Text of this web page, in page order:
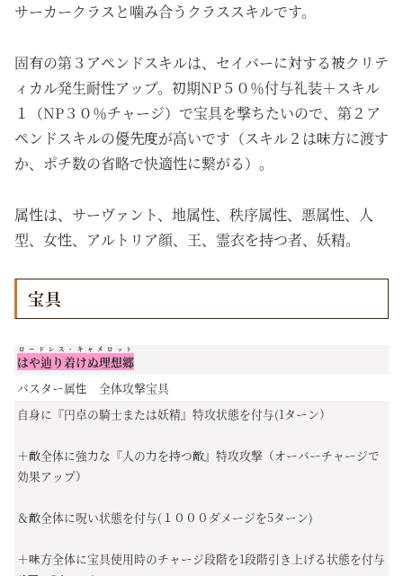
サーカークラスと噛み合うクラススキルです。
固有の第３アペンドスキルは、セイバーに対する被クリテ
ィカル発生耐性アップ。初期NP５０％付与礼装＋スキル
１（NP３０％チャージ）で宝具を撃ちたいので、第２ア
ペンドスキルの優先度が高いです（スキル２は味方に渡す
か、ポチ数の省略で快適性に繋がる）。
属性は、サーヴァント、地属性、秩序属性、悪属性、人
型、女性、アルトリア顔、王、霊衣を持つ者、妖精。
宝具
はや辿り着けぬ理想郷
ロードレス・キャメロット
バスター属性 全体攻撃宝具
自身に『円卓の騎士または妖精』特攻状態を付与(1ターン）
＋敵全体に強力な『人の力を持つ敵』特攻攻撃（オーバーチャージで
効果アップ）
＆敵全体に呪い状態を付与(１０００ダメージを5ターン)
＋味方全体に宝具使用時のチャージ段階を1段階引き上げる状態を付与